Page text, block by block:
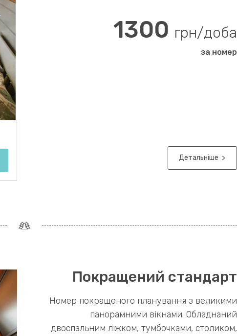
1300 грн/доба
за номер
Детальніше
Покращений стандарт
Номер покращеного планування з великими
панорамними вікнами. Обладнаний
двоспальним ліжком, тумбочками, столиком,